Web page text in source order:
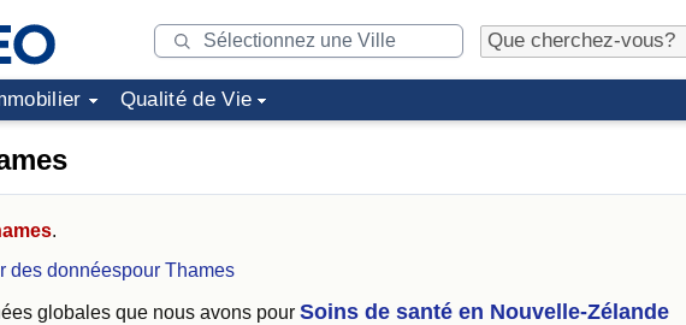
Qualité de Vie
.
des donnéespour Thames
globales que nous avons pour Soins de santé en Nouvelle-Zélande